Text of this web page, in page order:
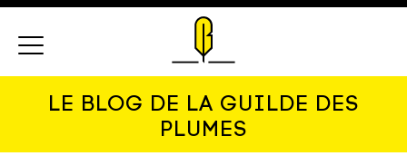
LE BLOG DE LA GUILDE DES
PLUMES